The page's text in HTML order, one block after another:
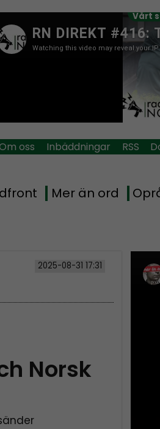
Vårt
oss Inbäddningar RSS
Mer än ord
2025-08-31 17:31
Norsk